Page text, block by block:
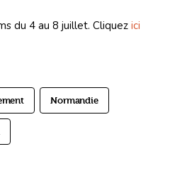
du 4 au 8 juillet. Cliquez ici
Normandie